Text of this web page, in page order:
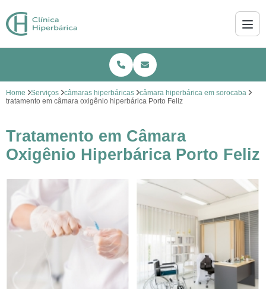
Home Serviços câmaras hiperbáricas
câmara hiperbárica em sorocaba
tratamento em câmara oxigênio hiperbárica Porto Feliz
Tratamento em Câmara
Oxigênio Hiperbárica Porto Feliz